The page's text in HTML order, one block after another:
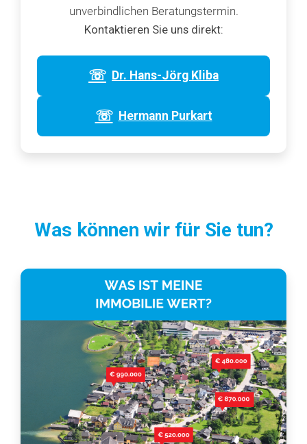
unverbindlichen Beratungstermin.
Kontaktieren Sie uns direkt:
☏ Dr. Hans-Jörg Kliba
☏ Hermann Purkart
Was können wir für Sie tun?